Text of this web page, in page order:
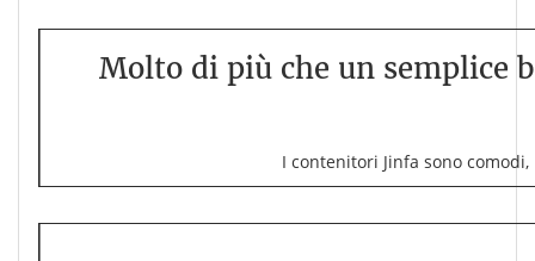
Molto di più che un semplice
I contenitori Jinfa sono